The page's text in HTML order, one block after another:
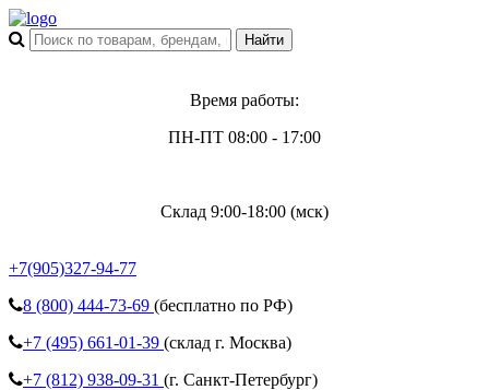
Время работы:
ПН-ПТ 08:00 - 17:00
Склад 9:00-18:00 (мск)
+7(905)327-94-77
8 (800) 444-73-69 (бесплатно по РФ)
+7 (495) 661-01-39 (склад г. Москва)
+7 (812) 938-09-31 (г. Санкт-Петербург)